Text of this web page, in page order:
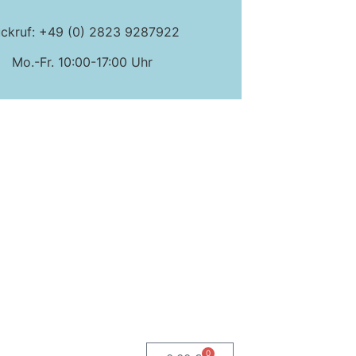
+49 (0) 2823 9287922
Mo.-Fr. 10:00-17:00 Uhr
0